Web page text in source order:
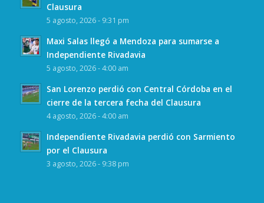
Clausura
5 agosto, 2026 - 9:31 pm
Maxi Salas llegó a Mendoza para sumarse a
Independiente Rivadavia
5 agosto, 2026 - 4:00 am
San Lorenzo perdió con Central Córdoba en el
cierre de la tercera fecha del Clausura
4 agosto, 2026 - 4:00 am
Independiente Rivadavia perdió con Sarmiento
por el Clausura
3 agosto, 2026 - 9:38 pm